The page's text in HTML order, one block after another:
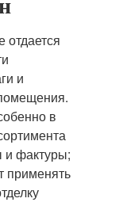
отдается
и
в
и фактуры;
применять